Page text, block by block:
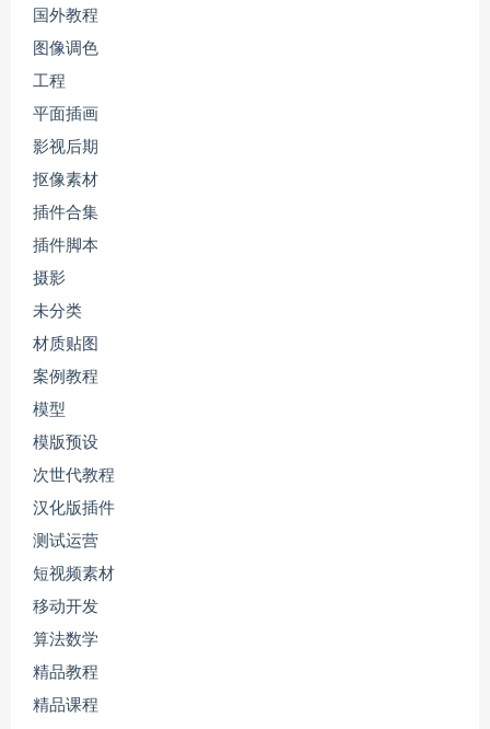
国外教程
图像调色
工程
平面插画
影视后期
抠像素材
插件合集
插件脚本
摄影
未分类
材质贴图
案例教程
模型
模版预设
次世代教程
汉化版插件
测试运营
短视频素材
移动开发
算法数学
精品教程
精品课程